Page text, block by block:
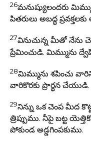
26మనుష్యులందరు
పితరులు అబద్ధ
27వినుచున్న మీతో నేను
ప్రేమించుడి. మిమ్మును
28మిమ్మును శపించు
వారికొరకు ప్రార్థన చేయుడి.
29నిన్ను ఒక చెంప మీద
త్రిప్పుము. నీపై బట్ట
పోకుండ అడ్డగింపకుము.